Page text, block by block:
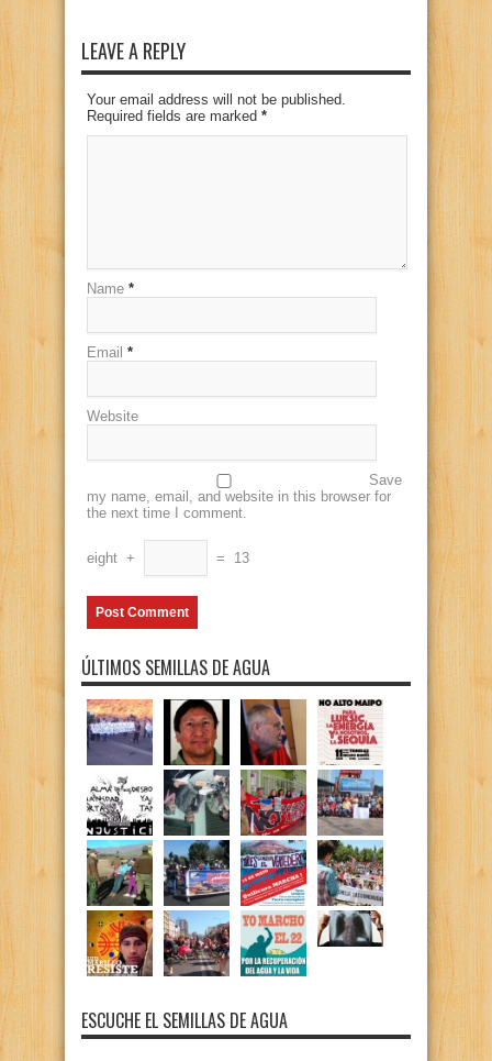
LEAVE A REPLY
Your email address will not be published.
Required fields are marked *
Name *
Email *
Website
Save
my name, email, and website in this browser for
the next time I comment.
eight + = 13
ÚLTIMOS SEMILLAS DE AGUA
ESCUCHE EL SEMILLAS DE AGUA